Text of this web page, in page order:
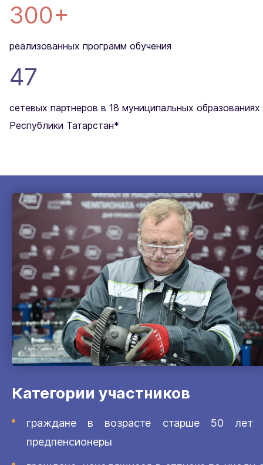
300+
реализованных программ обучения
47
сетевых партнеров в 18 муниципальных образованиях
Республики Татарстан*
Категории участников
граждане в возрасте старше 50 лет
предпенсионеры